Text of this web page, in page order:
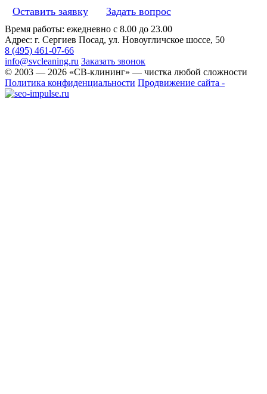
Оставить заявку Задать вопрос
Время работы: ежедневно с 8.00 до 23.00
Адрес: г. Сергиев Посад, ул. Новоугличское шоссе, 50
8 (495) 461-07-66
info@svcleaning.ru Заказать звонок
© 2003 — 2026 «СВ-клининг» — чистка любой сложности
Политика конфиденциальности Продвижение сайта -